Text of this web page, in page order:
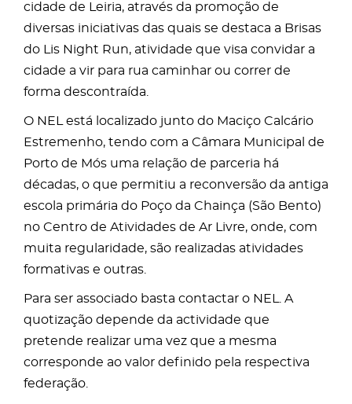
cidade de Leiria, através da promoção de
diversas iniciativas das quais se destaca a Brisas
do Lis Night Run, atividade que visa convidar a
cidade a vir para rua caminhar ou correr de
forma descontraída.
O NEL está localizado junto do Maciço Calcário
Estremenho, tendo com a Câmara Municipal de
Porto de Mós uma relação de parceria há
décadas, o que permitiu a reconversão da antiga
escola primária do Poço da Chainça (São Bento)
no Centro de Atividades de Ar Livre, onde, com
muita regularidade, são realizadas atividades
formativas e outras.
Para ser associado basta contactar o NEL. A
quotização depende da actividade que
pretende realizar uma vez que a mesma
corresponde ao valor definido pela respectiva
federação.